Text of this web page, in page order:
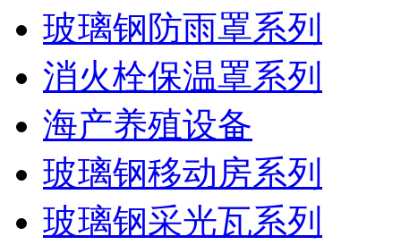
玻璃钢防雨罩系列
消火栓保温罩系列
海产养殖设备
玻璃钢移动房系列
玻璃钢采光瓦系列